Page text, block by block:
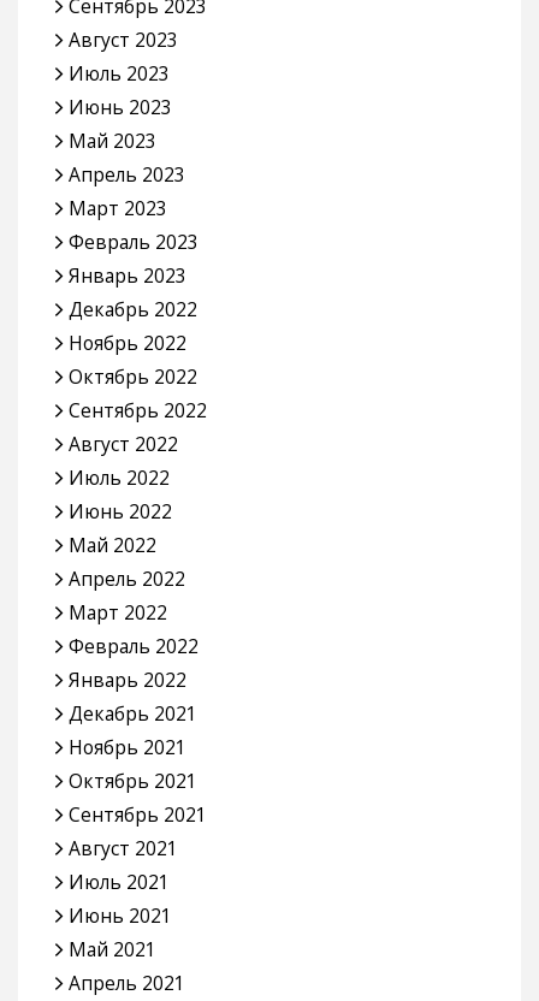
Сентябрь 2023
Август 2023
Июль 2023
Июнь 2023
Май 2023
Апрель 2023
Март 2023
Февраль 2023
Январь 2023
Декабрь 2022
Ноябрь 2022
Октябрь 2022
Сентябрь 2022
Август 2022
Июль 2022
Июнь 2022
Май 2022
Апрель 2022
Март 2022
Февраль 2022
Январь 2022
Декабрь 2021
Ноябрь 2021
Октябрь 2021
Сентябрь 2021
Август 2021
Июль 2021
Июнь 2021
Май 2021
Апрель 2021